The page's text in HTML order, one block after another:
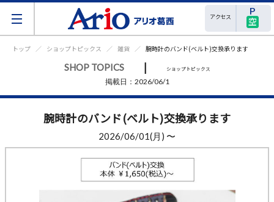
アクセス 空
トップ ショップトピックス 雑貨 腕時計のバンド(ベルト)交換承ります
SHOP TOPICS | ショップトピックス
掲載日：2026/06/1
腕時計のバンド(ベルト)交換承ります
2026/06/01(月) 〜